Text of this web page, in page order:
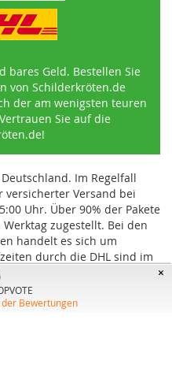
bares Geld. Bestellen Sie
von Schilderkröten.de
der am wenigsten teuren
Sie auf die
Im Regelfall
versicherter Versand bei
Uhr. Über 90% der Pakete
zugestellt. Bei den
handelt es sich um
durch die DHL sind im
von uns nicht beeinflusst
×
Bewertungen